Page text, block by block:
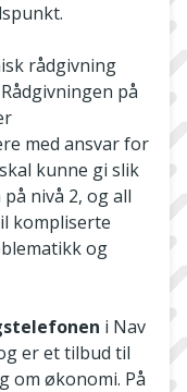
rådgivning
på
med ansvar for
kunne gi slik
nivå 2, og all
kompliserte
og
i Nav
er et tilbud til
om økonomi. På